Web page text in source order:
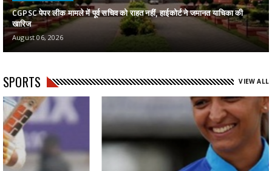
CGPSC पेपर लीक मामले में पूर्व सचिव को राहत नहीं, हाईकोर्ट ने जमानत याचिका की
खारिज
August 06, 2026
SPORTS VIEW ALL